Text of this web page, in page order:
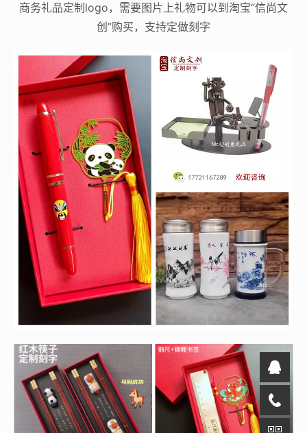
商务礼品定制logo，需要图片上礼物可以到淘宝“信尚文
创”购买，支持定做刻字